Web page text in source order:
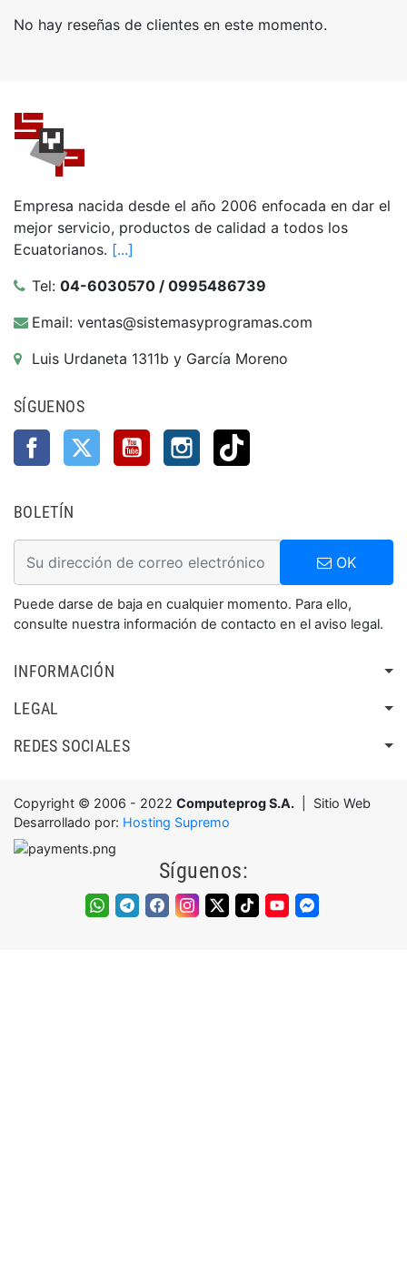
No hay reseñas de clientes en este momento.
Empresa nacida desde el año 2006 enfocada en dar el
mejor servicio, productos de calidad a todos los
Ecuatorianos. [...]
Tel: 04-6030570 / 0995486739
Email: ventas@sistemasyprogramas.com
Luis Urdaneta 1311b y García Moreno
SÍGUENOS
FacebookTwitter YouTube Instagram
BOLETÍN
OK
Puede darse de baja en cualquier momento. Para ello,
consulte nuestra información de contacto en el aviso legal.
INFORMACIÓN
LEGAL
REDES SOCIALES
Copyright © 2006 - 2022 Computeprog S.A. | Sitio Web
Desarrollado por: Hosting Supremo
Síguenos: